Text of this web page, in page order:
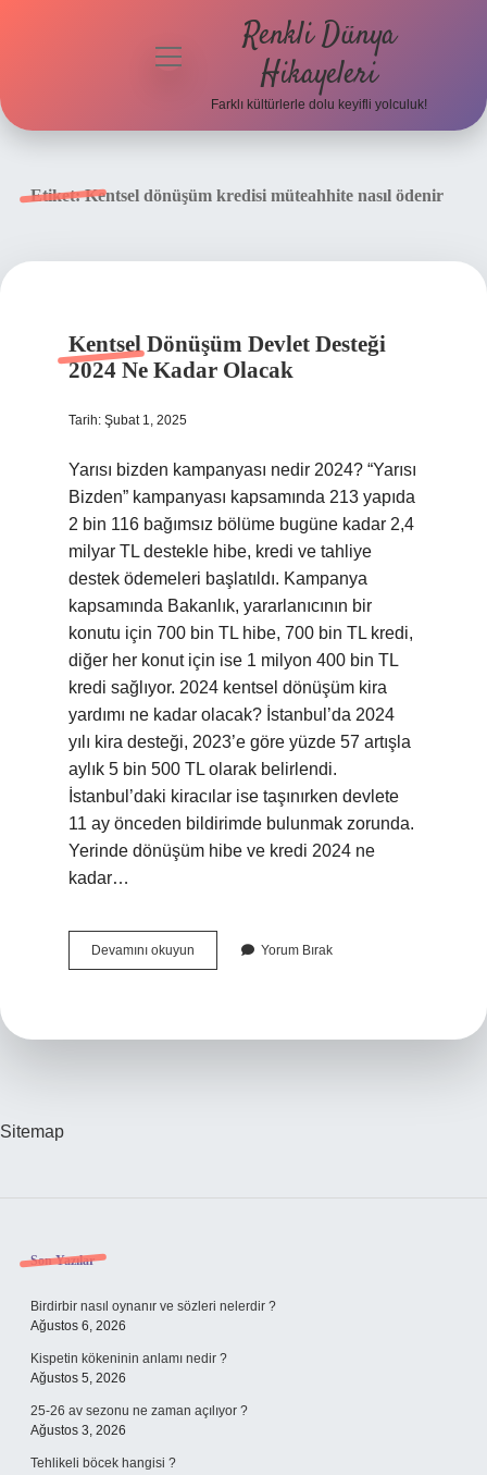
Politikası
menüyü
Renkli Dünya
Hikayeleri
Farklı kültürlerle dolu keyifli yolculuk!
Etiket:Kentsel dönüşüm kredisi müteahhite nasıl ödenir
Kentsel Dönüşüm Devlet Desteği
2024 Ne Kadar Olacak
Tarih: Şubat 1, 2025
Yarısı bizden kampanyası nedir 2024? “Yarısı
Bizden” kampanyası kapsamında 213 yapıda
2 bin 116 bağımsız bölüme bugüne kadar 2,4
milyar TL destekle hibe, kredi ve tahliye
destek ödemeleri başlatıldı. Kampanya
kapsamında Bakanlık, yararlanıcının bir
konutu için 700 bin TL hibe, 700 bin TL kredi,
diğer her konut için ise 1 milyon 400 bin TL
kredi sağlıyor. 2024 kentsel dönüşüm kira
yardımı ne kadar olacak? İstanbul’da 2024
yılı kira desteği, 2023’e göre yüzde 57 artışla
aylık 5 bin 500 TL olarak belirlendi.
İstanbul’daki kiracılar ise taşınırken devlete
11 ay önceden bildirimde bulunmak zorunda.
Yerinde dönüşüm hibe ve kredi 2024 ne
kadar…
Devamını okuyun
Dönüşüm
Yorum Bırak
Sitemap
Sidebar
Son Yazılar
Birdirbir nasıl oynanır ve sözleri nelerdir ?
Ağustos 6, 2026
Kispetin kökeninin anlamı nedir ?
Ağustos 5, 2026
25-26 av sezonu ne zaman açılıyor ?
Ağustos 3, 2026
Tehlikeli böcek hangisi ?